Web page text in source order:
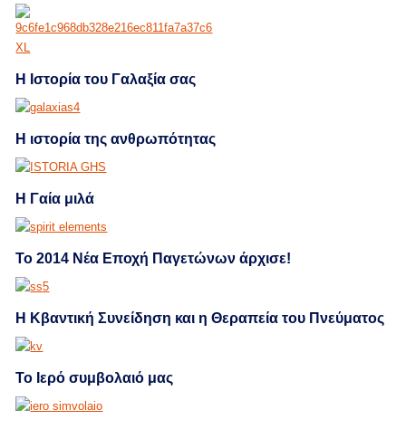
Η Ιστορία του Γαλαξία σας
Η ιστορία της ανθρωπότητας
Η Γαία μιλά
Το 2014 Νέα Εποχή Παγετώνων άρχισε!
Η Κβαντική Συνείδηση και η Θεραπεία του Πνεύματος
Το Ιερό συμβολαιό μας